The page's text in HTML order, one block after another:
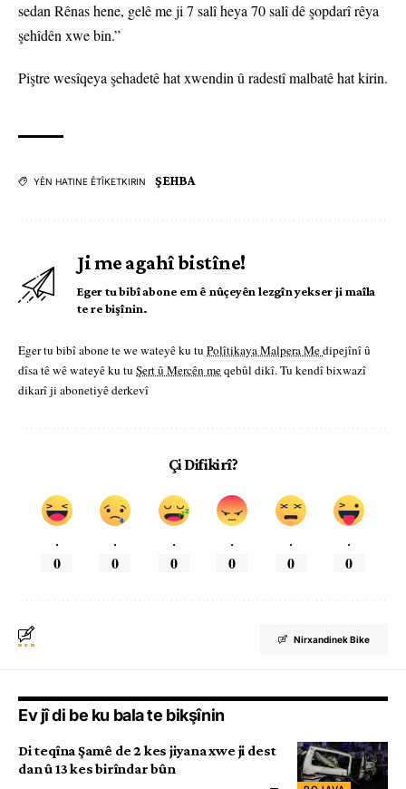
sedan Rênas hene, gelê me ji 7 salî heya 70 salî dê şopdarî rêya
şehîdên xwe bin.”
Piştre wesîqeya şehadetê hat xwendin û radestî malbatê hat kirin.
YÊN HATINE ÊTÎKETKIRIN ŞEHBA
Ji me agahî bistîne!
Eger tu bibî abone em ê nûçeyên lezgîn yekser ji maîla
te re bişînin.
Eger tu bibî abone te we wateyê ku tu Polîtikaya Malpera Medipejînî û
dîsa tê wê wateyê ku tu Şert û Mercên meqebûl dikî. Tu kendî bixwazî
dikarî ji abonetiyê derkevî
Çi Difikirî?
.
0
.
0
.
0
.
0
.
0
.
0
Nirxandinek Bike
Ev jî di be ku bala te bikşînin
Di teqîna Şamê de 2 kes jiyana xwe ji dest
dan û 13 kes birîndar bûn